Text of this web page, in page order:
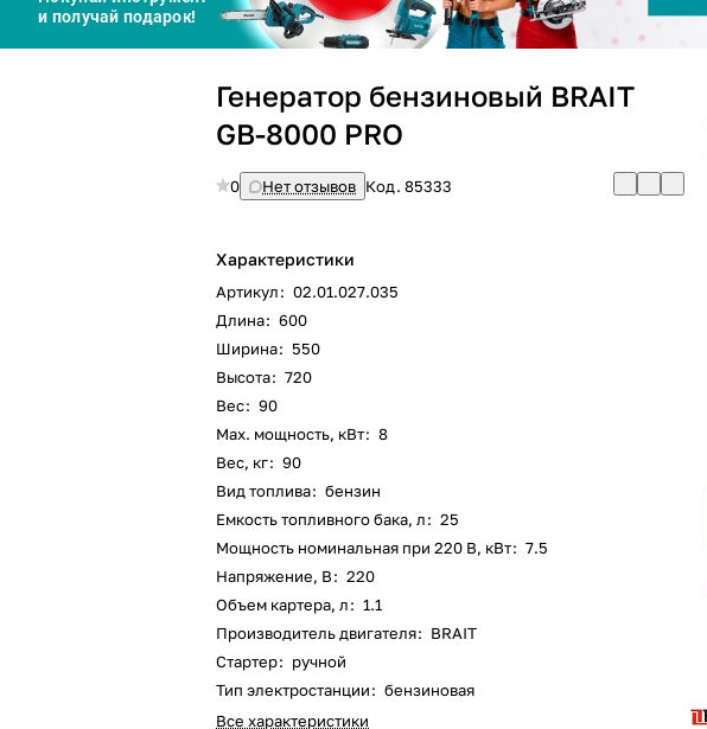
Генератор бензиновый BRAIT
GB-8000 PRO
0 Нет отзывов Код.85333
Характеристики
Артикул: 02.01.027.035
Длина: 600
Ширина: 550
Высота: 720
Вес: 90
Max. мощность, кВт: 8
Вес, кг: 90
Вид топлива: бензин
Емкость топливного бака, л: 25
Мощность номинальная при 220 В, кВт: 7.5
Напряжение, В: 220
Объем картера, л: 1.1
Производитель двигателя: BRAIT
Стартер: ручной
Тип электростанции: бензиновая
Все характеристики
График платежей
Оплачивайте сегодня только
% картой любого банка
Получайте товарвыбранный способом
Оставшиеся75% будут списываться
с вашей картыпо25%каждые 2 недели